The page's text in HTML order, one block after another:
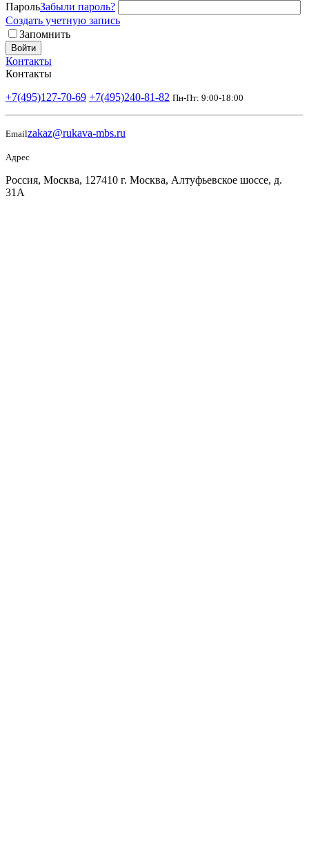
ПарольЗабыли пароль?
Создать учетную запись
Запомнить
Войти
Контакты
Контакты
+7(495)127-70-69 +7(495)240-81-82 Пн-Пт: 9:00-18:00
Emailzakaz@rukava-mbs.ru
Адрес
Россия, Москва, 127410 г. Москва, Алтуфьевское шоссе, д.
31А